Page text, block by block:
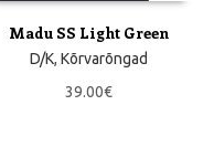
Madu SS Light Green
D/K, Kõrvarõngad
39.00€